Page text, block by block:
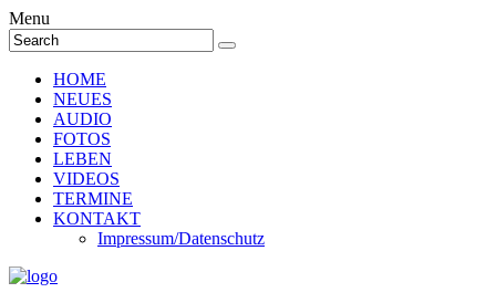
Menu
HOME
NEUES
AUDIO
FOTOS
LEBEN
VIDEOS
TERMINE
KONTAKT
Impressum/Datenschutz